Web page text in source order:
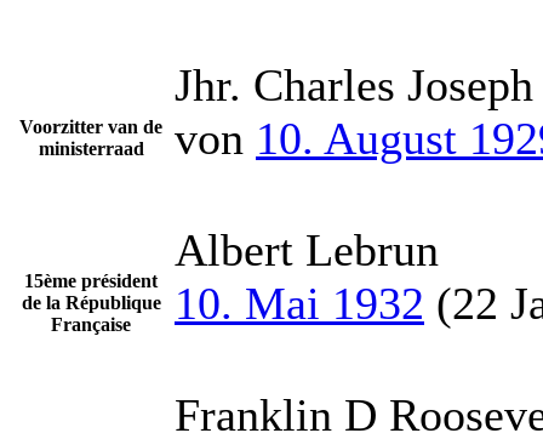
Voorzitter van de
ministerraad
Jhr. Charles
von 10. August
15ème président
de la République
Française
Albert Lebrun
10. Mai 1932 (22
Franklin D